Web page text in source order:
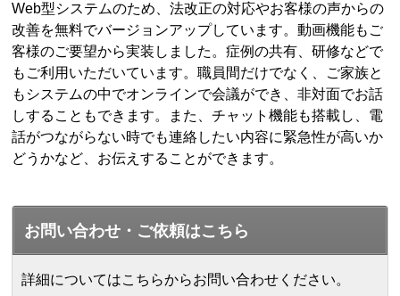
Web型システムのため、法改正の対応やお客様の声からの
改善を無料でバージョンアップしています。動画機能もご
客様のご要望から実装しました。症例の共有、研修などで
もご利用いただいています。職員間だけでなく、ご家族と
もシステムの中でオンラインで会議ができ、非対面でお話
しすることもできます。また、チャット機能も搭載し、電
話がつながらない時でも連絡したい内容に緊急性が高いか
どうかなど、お伝えすることができます。
お問い合わせ・ご依頼はこちら
詳細についてはこちらからお問い合わせください。